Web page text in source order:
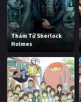
Thám Tử Sherlock
Holmes